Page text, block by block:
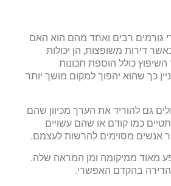
גורמים רבים ואחד מהם הוא האם
דירות משופצות, הן יכולות
כולל הוספת תכונות
כך שהוא יהפוך למקום מושך יותר
גם להוריד את הערך מכיוון שהם
כמו קודם או שהם עשויים
אנשים מסוימים להרשות לעצמם.
מאוד ממיקומה ומן המראה שלה.
בהקדם האפשרי.